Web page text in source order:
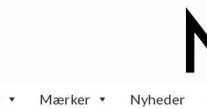
Mærker Nyheder